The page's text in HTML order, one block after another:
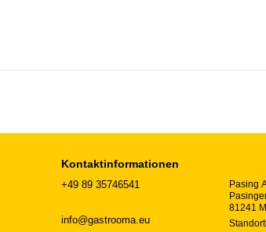
Kontaktinformationen
+49 89 35746541
info@gastrooma.eu
Pasing
81241